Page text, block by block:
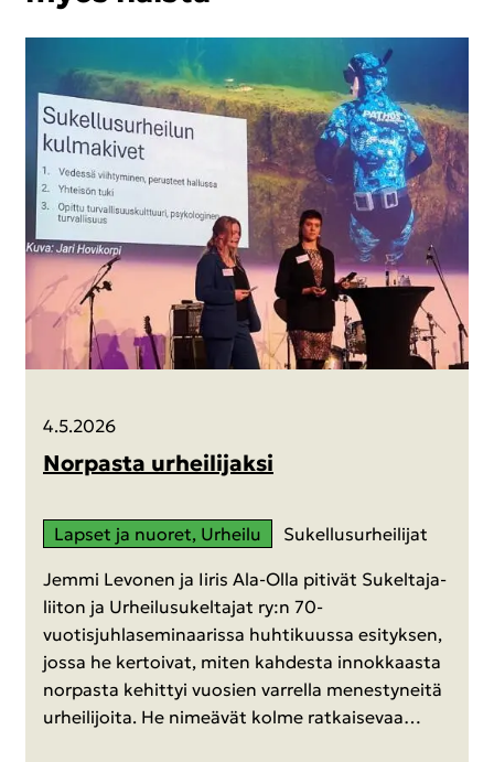
4.5.2026
Nor­pas­ta ur­hei­li­jak­si
Lap­set ja nuo­ret, Ur­hei­lu Su­kel­lusur­hei­li­jat
Jemmi Le­vo­nen ja Iiris Ala-​Olla pi­ti­vät Su­kel­ta­ja­
lii­ton ja Ur­hei­lusu­kel­ta­jat ry:n 70-​
vuotisjuhlaseminaarissa huh­ti­kuus­sa esi­tyk­sen,
jossa he ker­toi­vat, miten kah­des­ta in­nok­kaas­ta
nor­pas­ta ke­hit­tyi vuo­sien var­rel­la me­nes­ty­nei­tä
ur­hei­li­joi­ta. He ni­meä­vät kolme rat­kai­se­vaa…